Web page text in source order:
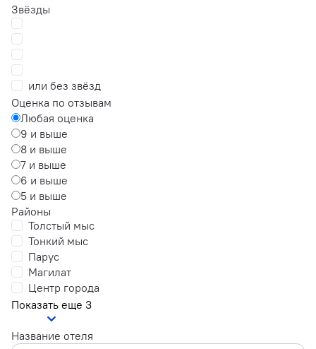
Звёзды
или без звёзд
Оценка по отзывам
Любая оценка
9 и выше
8 и выше
7 и выше
6 и выше
5 и выше
Районы
Толстый мыс
Тонкий мыс
Парус
Магилат
Центр города
Показать еще 3
Название отеля